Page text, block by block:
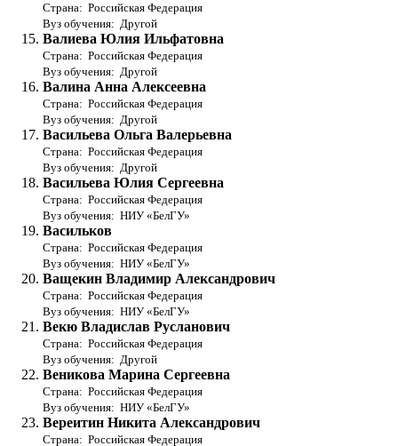
Страна: Российская Федерация
Вуз обучения: Другой
Валиева Юлия Ильфатовна
Страна: Российская Федерация
Вуз обучения: Другой
Валина Анна Алексеевна
Страна: Российская Федерация
Вуз обучения: Другой
Васильева Ольга Валерьевна
Страна: Российская Федерация
Вуз обучения: Другой
Васильева Юлия Сергеевна
Страна: Российская Федерация
Вуз обучения: НИУ «БелГУ»
Васильков
Страна: Российская Федерация
Вуз обучения: НИУ «БелГУ»
Ващекин Владимир Александрович
Страна: Российская Федерация
Вуз обучения: НИУ «БелГУ»
Векю Владислав Русланович
Страна: Российская Федерация
Вуз обучения: Другой
Веникова Марина Сергеевна
Страна: Российская Федерация
Вуз обучения: НИУ «БелГУ»
Вереитин Никита Александрович
Страна: Российская Федерация